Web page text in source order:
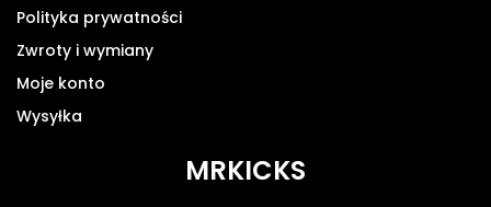
Polityka prywatności
Zwroty i wymiany
Moje konto
Wysyłka
MRKICKS